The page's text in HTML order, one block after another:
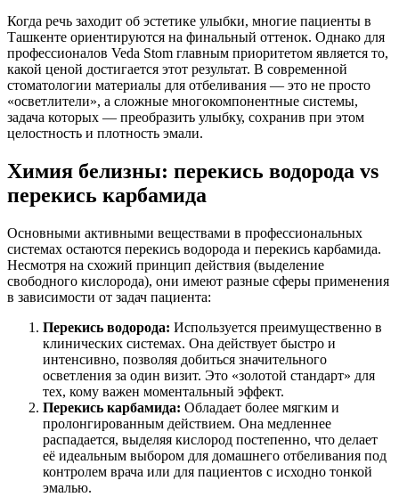
Когда речь заходит об эстетике улыбки, многие пациенты в
Ташкенте ориентируются на финальный оттенок. Однако для
профессионалов Veda Stom главным приоритетом является то,
какой ценой достигается этот результат. В современной
стоматологии материалы для отбеливания — это не просто
«осветлители», а сложные многокомпонентные системы,
задача которых — преобразить улыбку, сохранив при этом
целостность и плотность эмали.
Химия белизны: перекись водорода vs
перекись карбамида
Основными активными веществами в профессиональных
системах остаются перекись водорода и перекись карбамида.
Несмотря на схожий принцип действия (выделение
свободного кислорода), они имеют разные сферы применения
в зависимости от задач пациента:
Перекись водорода: Используется преимущественно в
клинических системах. Она действует быстро и
интенсивно, позволяя добиться значительного
осветления за один визит. Это «золотой стандарт» для
тех, кому важен моментальный эффект.
Перекись карбамида: Обладает более мягким и
пролонгированным действием. Она медленнее
распадается, выделяя кислород постепенно, что делает
её идеальным выбором для домашнего отбеливания под
контролем врача или для пациентов с исходно тонкой
эмалью.